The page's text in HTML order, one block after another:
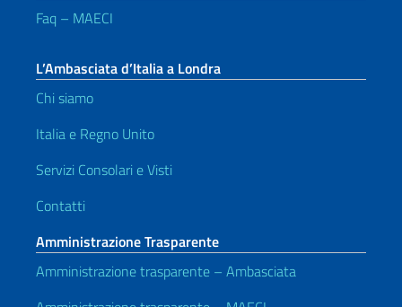
Faq – MAECI
L’Ambasciata d’Italia a Londra
Chi siamo
Italia e Regno Unito
Servizi Consolari e Visti
Contatti
Amministrazione Trasparente
Amministrazione trasparente – Ambasciata